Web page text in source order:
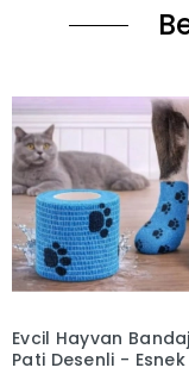
Evcil Hayvan
Pati Desenli -